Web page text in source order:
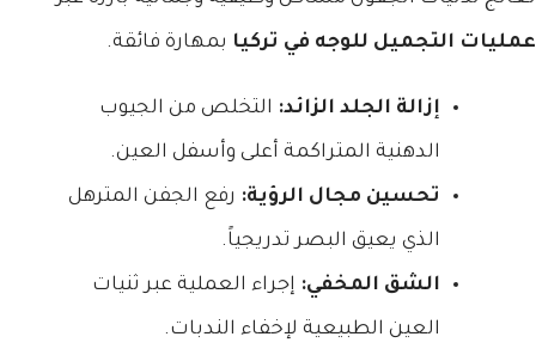
عمليات التجميل للوجه في تركيا بمهارة فائقة.
إزالة الجلد الزائد: التخلص من الجيوب
الدهنية المتراكمة أعلى وأسفل العين.
تحسين مجال الرؤية: رفع الجفن المترهل
الذي يعيق البصر تدريجياً.
الشق المخفي: إجراء العملية عبر ثنيات
العين الطبيعية لإخفاء الندبات.